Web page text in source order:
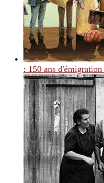
: 150 ans d'émigration